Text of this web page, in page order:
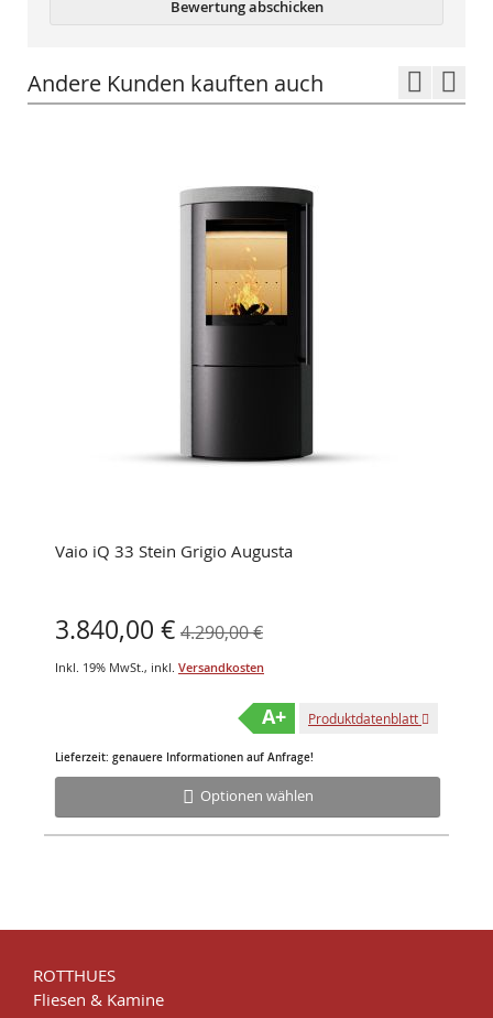
Bewertung abschicken
Andere Kunden kauften auch
Vaio iQ 33 Stein Grigio Augusta
Sonderangebot
3.840,00 € 4.290,00 €
Inkl. 19% MwSt., inkl. Versandkosten
Produktdatenblatt
A+
Lieferzeit: genauere Informationen auf Anfrage!
Optionen wählen
ROTTHUES
Fliesen & Kamine